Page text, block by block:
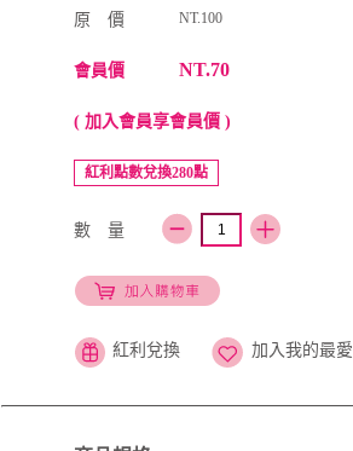
原 價 NT.100
會員價 NT.70
( 加入會員享會員價 )
紅利點數兌換280點
數 量
紅利兌換 加入我的最愛